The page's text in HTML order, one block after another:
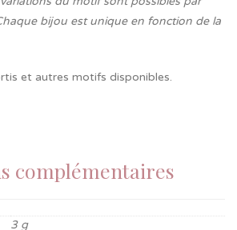
bijou est unique en fonction de la
et autres motifs disponibles.
complémentaires
3 g